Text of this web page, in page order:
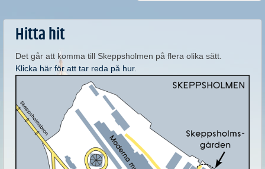
Hitta hit
Det går att komma till Skeppsholmen på flera olika sätt.
Klicka här för att tar reda på hur.